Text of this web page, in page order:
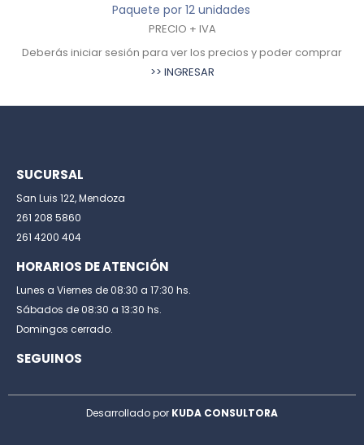
Paquete por 12 unidades
PRECIO + IVA
Deberás iniciar sesión para ver los precios y poder comprar
>> INGRESAR
SUCURSAL
San Luis 122, Mendoza
261 208 5860
261 4200 404
HORARIOS DE ATENCIÓN
Lunes a Viernes de 08:30 a 17:30 hs.
Sábados de 08:30 a 13:30 hs.
Domingos cerrado.
SEGUINOS
Desarrollado por KUDA CONSULTORA